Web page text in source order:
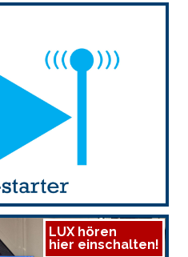
LUX hören
hier einschalten!